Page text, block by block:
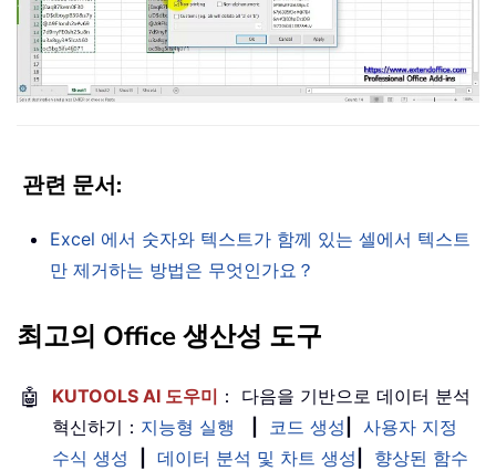
관련 문서:
Excel 에서 숫자와 텍스트가 함께 있는 셀에서 텍스트
만 제거하는 방법은 무엇인가요？
최고의 Office 생산성 도구
🤖 KUTOOLS AI 도우미 ： 다음을 기반으로 데이터 분석
혁신하기： 지능형 실행 코드 생성
사용자 지정
수식 생성
데이터 분석 및 차트 생성
향상된 함수